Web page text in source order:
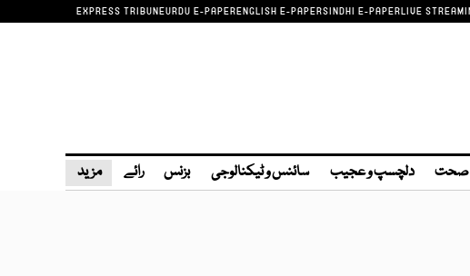
EXPRESS TRIBUNEURDU E-PAPERENGLISH E-PAPERSINDHI E-PAPERLIVE
صحت دلچسپ و عجیب سائنس و ٹیکنالوجی بزنس رائے مزید